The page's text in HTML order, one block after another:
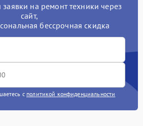
на ремонт техники через
сайт,
бессрочная скидка
с политикой конфиденциальности